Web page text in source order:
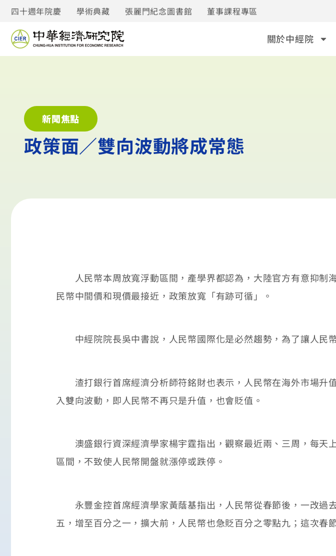
四十週年院慶 學術典藏 張麗門紀念圖書館 董事課程專區
關於中經院
新聞焦點
政策面／雙向波動將成常態
人民幣本周放寬浮動區間，產學界都認為，大陸官方有意抑制
民幣中間價和現價最接近，政策放寬「有跡可循」。
中經院院長吳中書說，人民幣國際化是必然趨勢，為了讓人民
渣打銀行首席經濟分析師符銘財也表示，人民幣在海外市場升
入雙向波動，即人民幣不再只是升值，也會貶值。
澳盛銀行資深經濟學家楊宇霆指出，觀察最近兩、三周，每天
區間，不致使人民幣開盤就漲停或跌停。
永豐金控首席經濟學家黃蔭基指出，人民幣從春節後，一改過
五，增至百分之一，擴大前，人民幣也急貶百分之零點九；這次春